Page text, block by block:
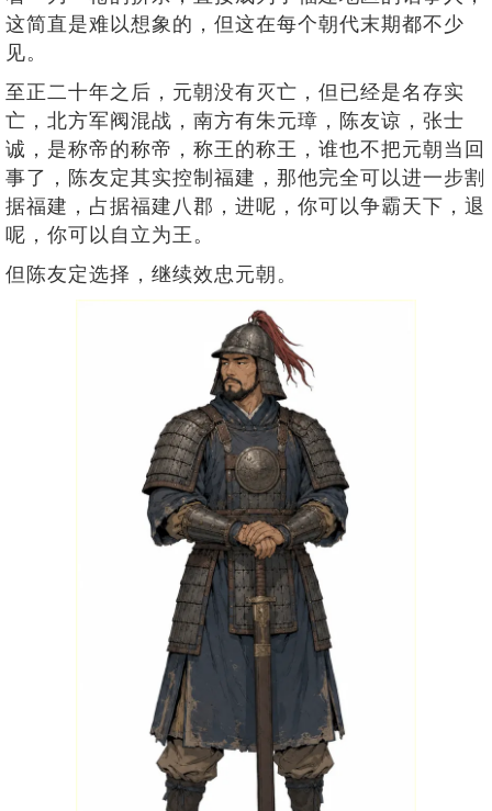
这简直是难以想象的，但这在每个朝代末期都不少
见。
至正二十年之后，元朝没有灭亡，但已经是名存实
亡，北方军阀混战，南方有朱元璋，陈友谅，张士
诚，是称帝的称帝，称王的称王，谁也不把元朝当回
事了，陈友定其实控制福建，那他完全可以进一步割
据福建，占据福建八郡，进呢，你可以争霸天下，退
呢，你可以自立为王。
但陈友定选择，继续效忠元朝。